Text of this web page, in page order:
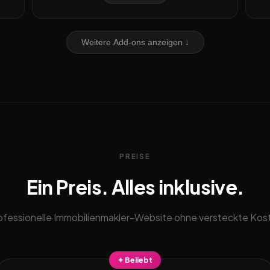
Weitere Add-ons anzeigen ↓
PREISE
Ein Preis. Alles inklusive.
Immobilienmakler-Website ohne versteckte
✦ Beliebt